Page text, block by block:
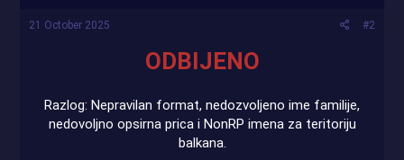
21 October 2025 #2
ODBIJENO
Razlog: Nepravilan format, nedozvoljeno ime familije,
nedovoljno opsirna prica i NonRP imena za teritoriju
balkana.